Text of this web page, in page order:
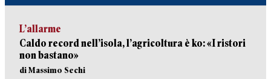
L’allarme
Caldo record nell’isola, l’agricoltura è ko: «I ristori
non bastano»
di Massimo Sechi